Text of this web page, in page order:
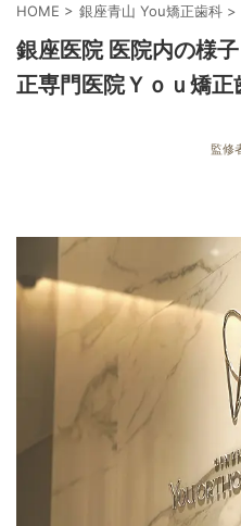
HOME > 銀座青山 You矯正歯科 >
銀座医院 医院内の様
正専門医院Ｙｏｕ矯正
監修